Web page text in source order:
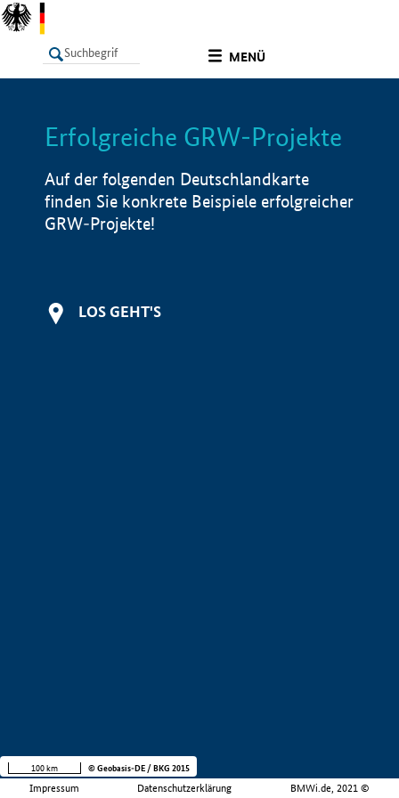
MENÜ
LISTE Info
Erfolgreiche GRW-Projekte
Auf der folgenden Deutschlandkarte
finden Sie konkrete Beispiele erfolgreicher
GRW-Projekte!
LOS GEHT'S
Impressum Datenschutzerklärung BMWi.de, 2021 ©
100 km © Geobasis-DE / BKG 2015